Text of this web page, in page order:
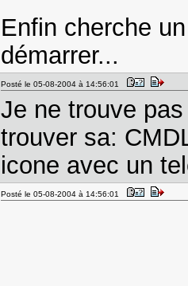
Enfin cherche
démarrer...
Posté le 05-08-2004 à 14:56:01
Je ne trouve
trouver sa:
icone avec un
Posté le 05-08-2004 à 14:56:01